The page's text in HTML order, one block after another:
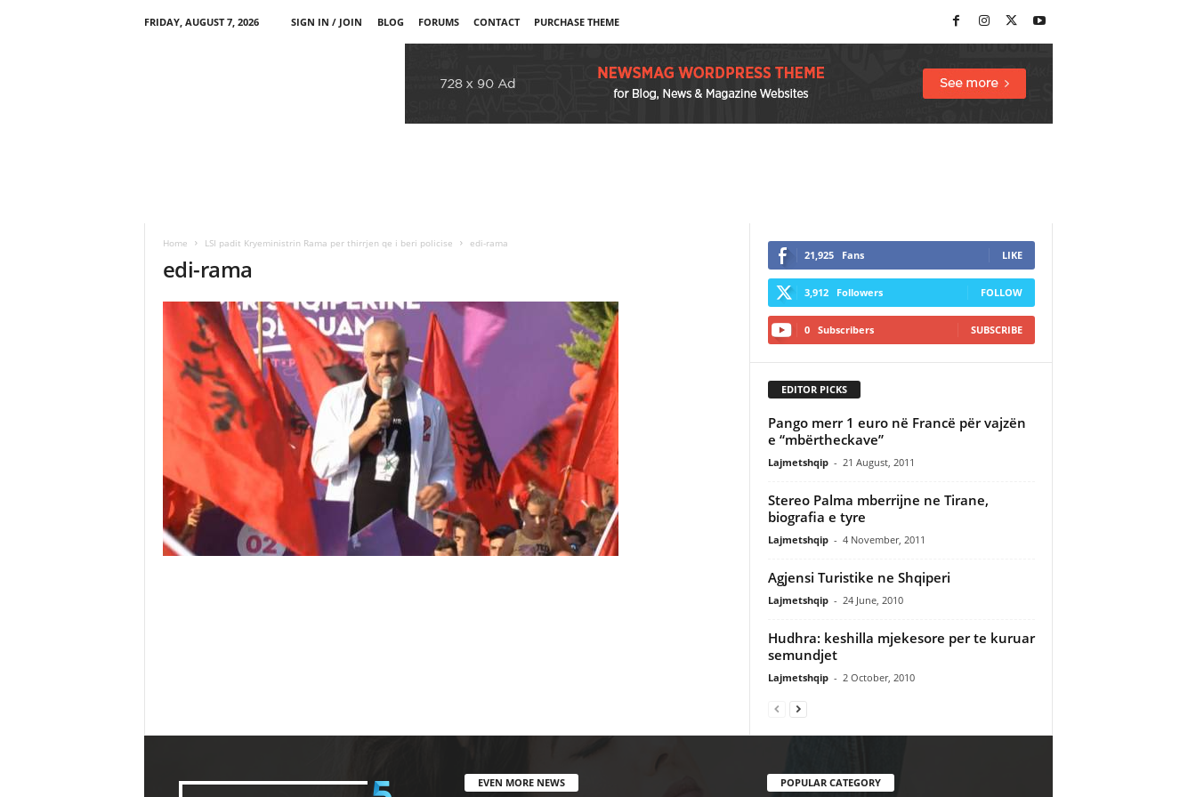
FRIDAY, AUGUST 7, 2026 SIGN IN / JOIN BLOG FORUMS CONTACT PURCHASE THEME
Home LSI padit Kryeministrin Rama per thirrjen qe i beri policise edi-rama
edi-rama 21,925 Fans LIKE
3,912 Followers FOLLOW
0 Subscribers SUBSCRIBE
EDITOR PICKS
Pango merr 1 euro në Francë për vajzën
e “mbërtheckave”
Lajmetshqip - 21 August, 2011
Stereo Palma mberrijne ne Tirane,
biografia e tyre
Lajmetshqip - 4 November, 2011
Agjensi Turistike ne Shqiperi
Lajmetshqip - 24 June, 2010
Hudhra: keshilla mjekesore per te kuruar
semundjet
Lajmetshqip - 2 October, 2010
EVEN MORE NEWS POPULAR CATEGORY